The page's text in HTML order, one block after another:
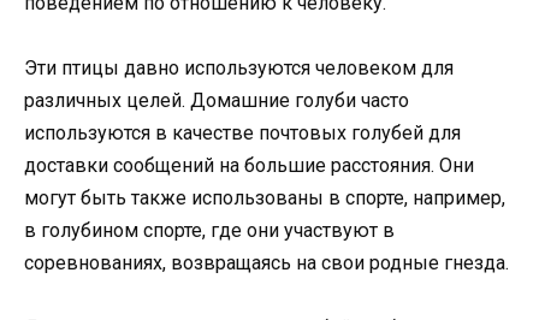
Эти птицы давно используются человеком для
различных целей. Домашние голуби часто
используются в качестве почтовых голубей для
доставки сообщений на большие расстояния. Они
могут быть также использованы в спорте, например,
в голубином спорте, где они участвуют в
соревнованиях, возвращаясь на свои родные гнезда.